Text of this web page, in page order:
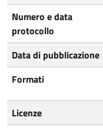
Numero e data
protocollo
Data di pubblicazione
Formati
Licenze